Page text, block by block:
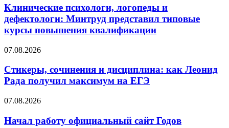
Клинические психологи, логопеды и
дефектологи: Минтруд представил типовые
курсы повышения квалификации
07.08.2026
Стикеры, сочинения и дисциплина: как Леонид
Рада получил максимум на ЕГЭ
07.08.2026
Начал работу официальный сайт Годов